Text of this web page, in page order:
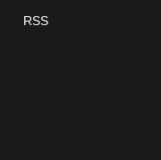
RSS